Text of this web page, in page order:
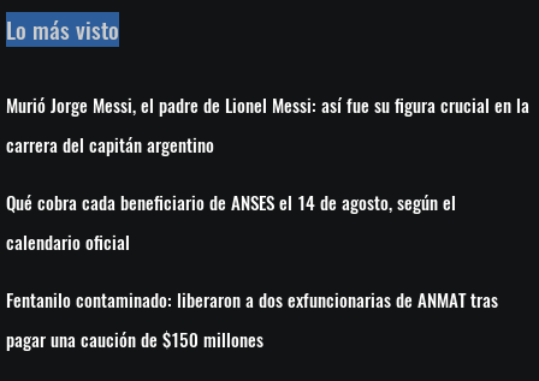
Lo más visto
Murió Jorge Messi, el padre de Lionel Messi: así fue su figura crucial en la
carrera del capitán argentino
Qué cobra cada beneficiario de ANSES el 14 de agosto, según el
calendario oficial
Fentanilo contaminado: liberaron a dos exfuncionarias de ANMAT tras
pagar una caución de $150 millones